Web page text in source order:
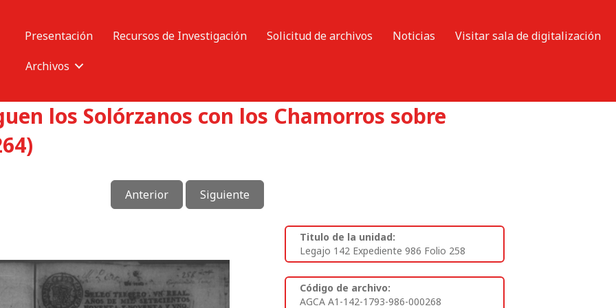
Presentación Recursos de Investigación Solicitud de archivos Noticias
Visitar sala de digitalización
Archivos
los Solórzanos con los Chamorros sobre
Anterior Siguiente
Titulo de la unidad:
Legajo 142 Expediente 986 Folio 258
Código de archivo:
AGCA A1-142-1793-986-000268